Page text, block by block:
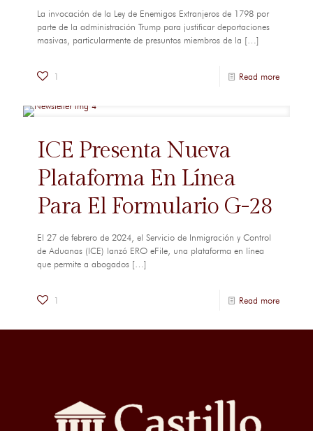
La invocación de la Ley de Enemigos Extranjeros de 1798 por
parte de la administración Trump para justificar deportaciones
masivas, particularmente de presuntos miembros de la […]
1 Read more
ICE Presenta Nueva
Plataforma En Línea
Para El Formulario G-28
El 27 de febrero de 2024, el Servicio de Inmigración y Control
de Aduanas (ICE) lanzó ERO eFile, una plataforma en línea
que permite a abogados […]
1 Read more